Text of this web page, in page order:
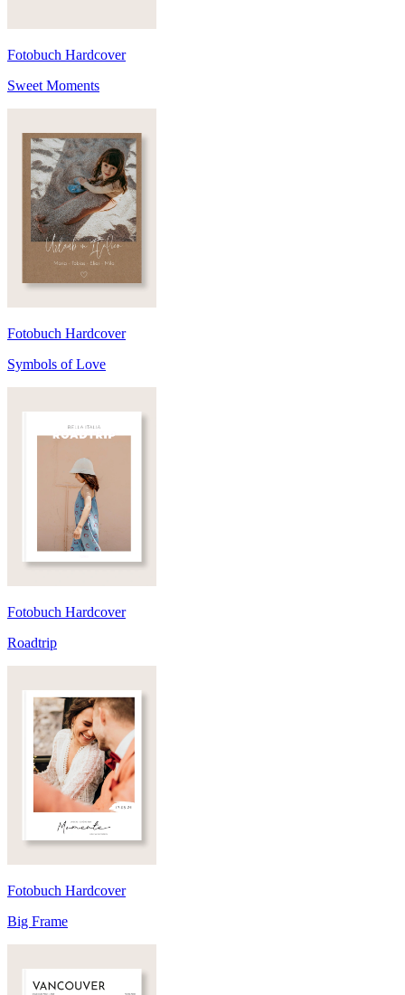
Fotobuch Hardcover
Sweet Moments
Fotobuch Hardcover
Symbols of Love
Fotobuch Hardcover
Roadtrip
Fotobuch Hardcover
Big Frame